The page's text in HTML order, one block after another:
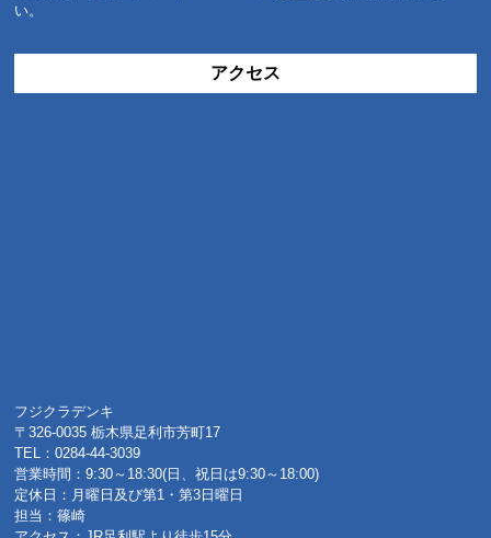
い。
アクセス
フジクラデンキ
〒326-0035 栃木県足利市芳町17
TEL：0284-44-3039
営業時間：9:30～18:30(日、祝日は9:30～18:00)
定休日：月曜日及び第1・第3日曜日
担当：篠崎